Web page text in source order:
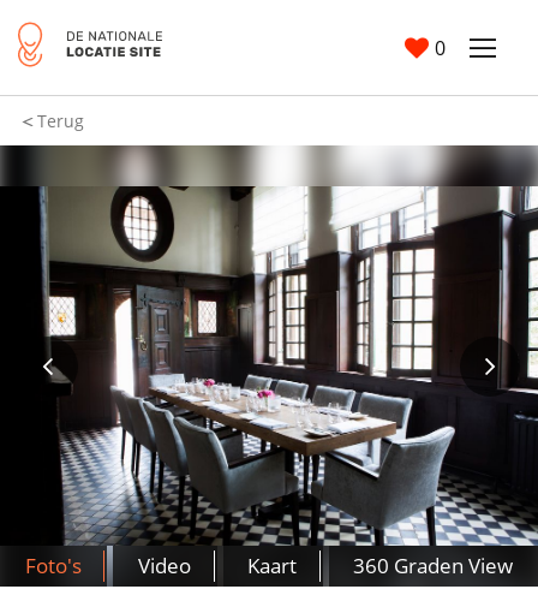
0
Terug
Foto's Video Kaart 360 Graden View